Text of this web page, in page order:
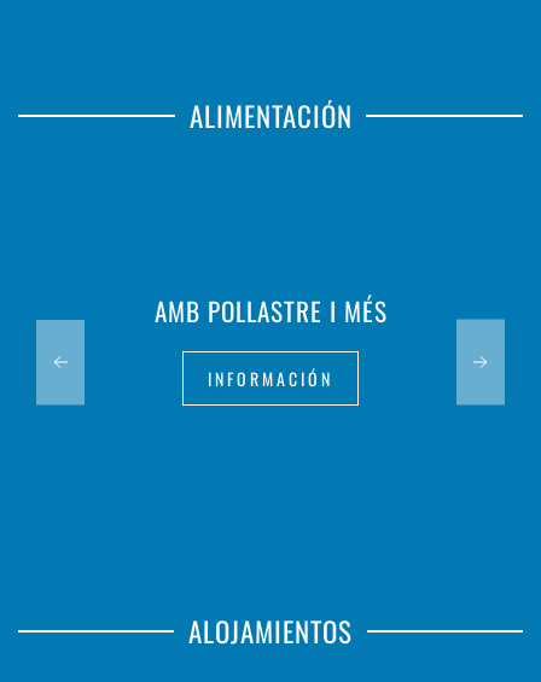
ALIMENTACIÓN
AMB POLLASTRE I MÉS
INFORMACIÓN
ALOJAMIENTOS